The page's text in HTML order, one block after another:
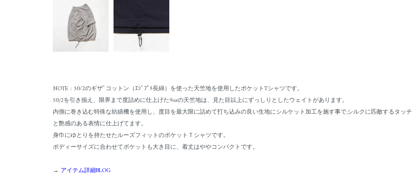
NOTE : 50/2のギザﾞコットン（ｴｼﾞﾌﾟﾄ長綿）を使った天竺地を使用したポケットTシャツです。
50/2を引き揃え、限界まで度詰めに仕上げた9ozの天竺地は、見た目以上にずっしりとしたウェイトがあります。
内側に巻き込む特殊な紡績機を使用し、度目を最大限に詰めて打ち込みの良い生地にシルケット加工を施す事で,シルクに匹敵するタッチ
と艶感のある表情に仕上げてます。
身巾にゆとりを持たせたルーズフィットのポケットＴシャツです。
ボディーサイズに合わせてポケットも大き目に、着丈はややコンパクトです。
→ アイテム詳細BLOG